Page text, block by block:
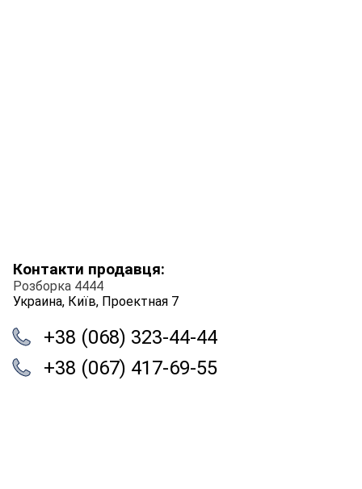
Контакти продавця:
Розборка 4444
Украина, Київ, Проектная 7
+38 (068) 323-44-44
+38 (067) 417-69-55